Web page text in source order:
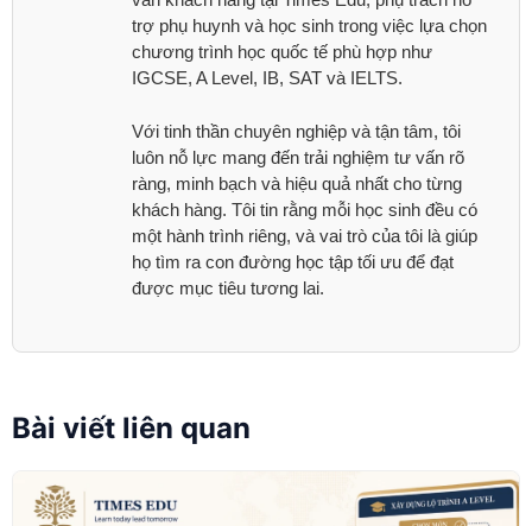
trợ phụ huynh và học sinh trong việc lựa chọn
chương trình học quốc tế phù hợp như
IGCSE, A Level, IB, SAT và IELTS.
Với tinh thần chuyên nghiệp và tận tâm, tôi
luôn nỗ lực mang đến trải nghiệm tư vấn rõ
ràng, minh bạch và hiệu quả nhất cho từng
khách hàng. Tôi tin rằng mỗi học sinh đều có
một hành trình riêng, và vai trò của tôi là giúp
họ tìm ra con đường học tập tối ưu để đạt
được mục tiêu tương lai.
Bài viết liên quan